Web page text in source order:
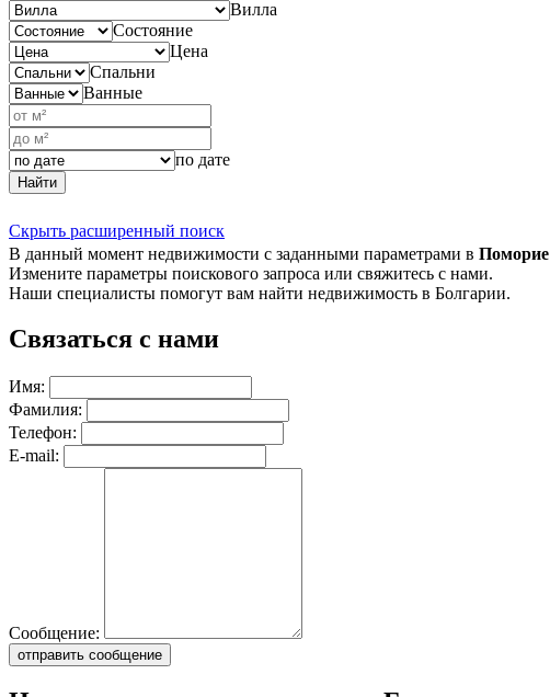
Вилла
Состояние
Цена
Спальни
Ванные
по дате
Найти
Скрыть расширенный поиск
В данный момент недвижимости с заданными параметрами в Поморие
Измените параметры поискового запроса или свяжитесь с нами.
Наши специалисты помогут вам найти недвижимость в Болгарии.
Связаться с нами
Имя:
Фамилия:
Телефон:
E-mail:
Сообщение:
отправить сообщение